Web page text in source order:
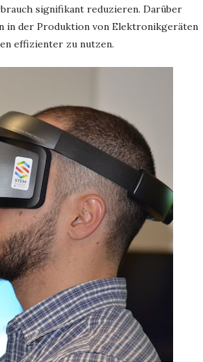
signifikant reduzieren. Darüber
in der Produktion von Elektronikgeräten
effizienter zu nutzen.